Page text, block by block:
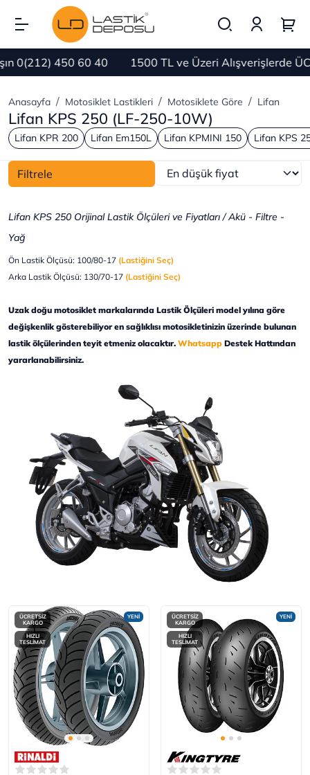
450 60 40 1500 TL ve Üzeri Alışverişlerde
Anasayfa Motosiklet Lastikleri Motosiklete Göre Lifan
Lifan KPS 250 (LF-250-10W)
Lifan KPR 200 Lifan Em150L Lifan KPMINI 150 Lifan KPS
Filtrele
Lifan KPS 250 Orijinal Lastik Ölçüleri ve Fiyatları / Akü - Filtre -
Yağ
Ön Lastik Ölçüsü: 100/80-17 (Lastiğini Seç)
Arka Lastik Ölçüsü: 130/70-17 (Lastiğini Seç)
Uzak doğu motosiklet markalarında Lastik Ölçüleri model yılına göre
değişkenlik gösterebiliyor en sağlıklısı motosikletinizin üzerinde bulunan
lastik ölçülerinden teyit etmeniz olacaktır. Whatsapp Destek Hattından
yararlanabilirsiniz.
YENİ
ÜCRETSİZ
KARGO
HIZLI
TESLİMAT
YENİ
ÜCRETSİZ
KARGO
HIZLI
TESLİMAT